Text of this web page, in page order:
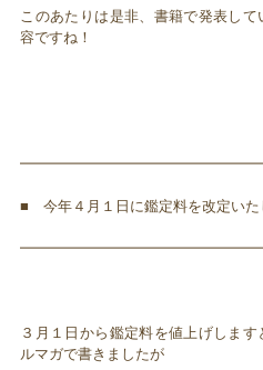
このあたりは是非、書籍で発表して
容ですね！
■ 今年４月１日に鑑定料を改定いた
３月１日から鑑定料を値上げします
ルマガで書きましたが